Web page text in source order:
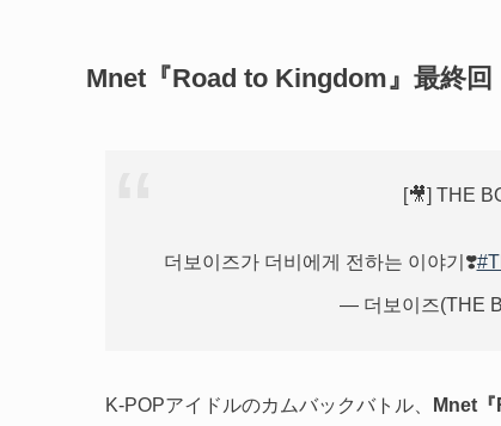
Mnet『Road to Kingdom』最終回
[🎥] THE
더보이즈가 더비에게 전하는 이야기❣️
— 더보이즈(THE
K-POPアイドルのカムバックバトル、 Mnet